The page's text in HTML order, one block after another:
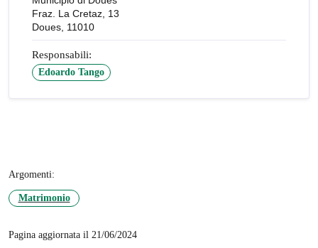
Fraz. La Cretaz, 13
Doues, 11010
Responsabili:
Edoardo Tango
Argomenti:
Matrimonio
Pagina aggiornata il 21/06/2024